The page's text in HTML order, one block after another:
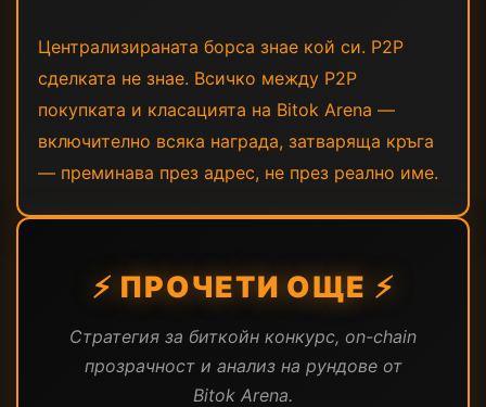
Централизираната борса знае кой си. P2P
сделката не знае. Всичко между P2P
покупката и класацията на Bitok Arena —
включително всяка награда, затваряща кръга
— преминава през адрес, не през реално име.
⚡ ПРОЧЕТИ ОЩЕ ⚡
Стратегия за биткойн конкурс, on-chain
прозрачност и анализ на рундове от
Bitok Arena.